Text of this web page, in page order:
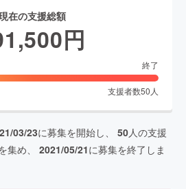
在の支援総額
円
終了
支援者数50 人
03/23に募集を開始し、 50人の支援
集め、 2021/05/21に募集を終了しま